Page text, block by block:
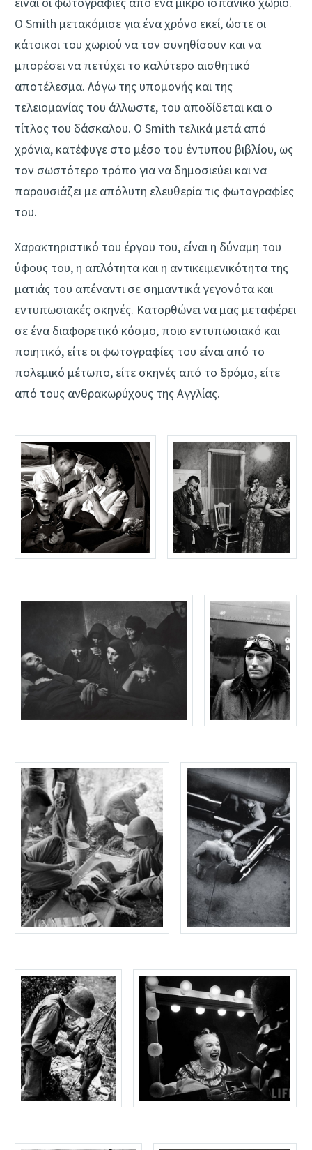
Ο Smith μετακόμισε για ένα χρόνο εκεί, ώστε οι
κάτοικοι του χωριού να τον συνηθίσουν και να
μπορέσει να πετύχει το καλύτερο αισθητικό
αποτέλεσμα. Λόγω της υπομονής και της
τελειομανίας του άλλωστε, του αποδίδεται και ο
τίτλος του δάσκαλου. Ο Smith τελικά μετά από
χρόνια, κατέφυγε στο μέσο του έντυπου βιβλίου, ως
τον σωστότερο τρόπο για να δημοσιεύει και να
παρουσιάζει με απόλυτη ελευθερία τις φωτογραφίες
του.
Χαρακτηριστικό του έργου του, είναι η δύναμη του
ύφους του, η απλότητα και η αντικειμενικότητα της
ματιάς του απέναντι σε σημαντικά γεγονότα και
εντυπωσιακές σκηνές. Κατορθώνει να μας μεταφέρει
σε ένα διαφορετικό κόσμο, ποιο εντυπωσιακό και
ποιητικό, είτε οι φωτογραφίες του είναι από το
πολεμικό μέτωπο, είτε σκηνές από το δρόμο, είτε
από τους ανθρακωρύχους της Αγγλίας.